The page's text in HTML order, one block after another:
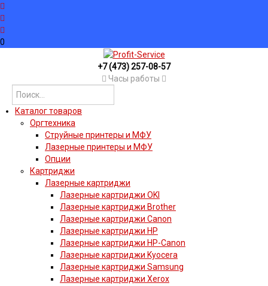
0
+7 (473) 257-08-57
Часы работы
Каталог товаров
Оргтехника
Струйные принтеры и МФУ
Лазерные принтеры и МФУ
Опции
Картриджи
Лазерные картриджи
Лазерные картриджи OKI
Лазерные картриджи Brother
Лазерные картриджи Canon
Лазерные картриджи HP
Лазерные картриджи HP-Canon
Лазерные картриджи Kyocera
Лазерные картриджи Samsung
Лазерные картриджи Xerox